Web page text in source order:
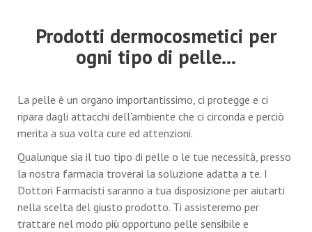
Prodotti dermocosmetici per
ogni tipo di pelle...
La pelle è un organo importantissimo, ci protegge e ci
ripara dagli attacchi dell'ambiente che ci circonda e perciò
merita a sua volta cure ed attenzioni.
Qualunque sia il tuo tipo di pelle o le tue necessità, presso
la nostra farmacia troverai la soluzione adatta a te. I
Dottori Farmacisti saranno a tua disposizione per aiutarti
nella scelta del giusto prodotto. Ti assisteremo per
trattare nel modo più opportuno pelle sensibile e